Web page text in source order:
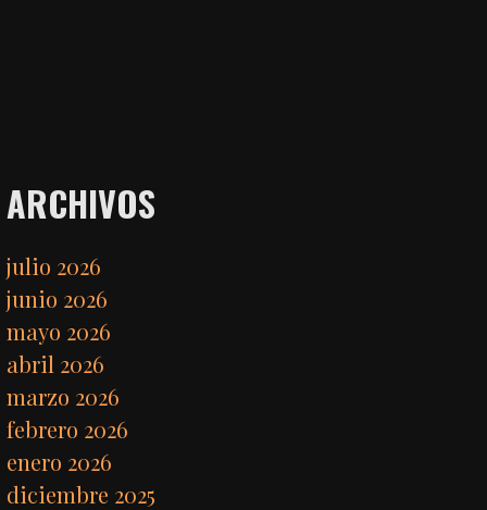
ARCHIVOS
julio 2026
junio 2026
mayo 2026
abril 2026
marzo 2026
febrero 2026
enero 2026
diciembre 2025